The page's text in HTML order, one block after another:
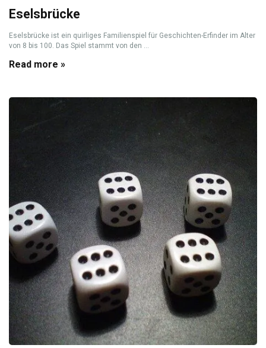
Eselsbrücke
Eselsbrücke ist ein quirliges Familienspiel für Geschichten-Erfinder im Alter
von 8 bis 100. Das Spiel stammt von den ...
Read more »